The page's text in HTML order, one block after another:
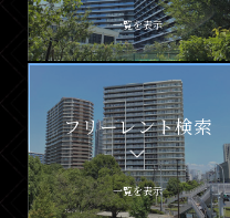
一覧を表示
フリーレント検索
一覧を表示